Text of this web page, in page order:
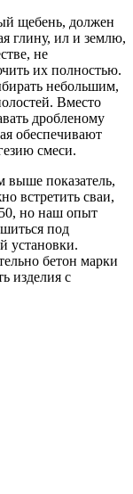
щебень, должен
глину, ил и землю,
не
их полностью.
небольшим,
Вместо
дробленому
обеспечивают
смеси.
выше показатель,
встретить сваи,
но наш опыт
под
установки.
бетон марки
изделия с